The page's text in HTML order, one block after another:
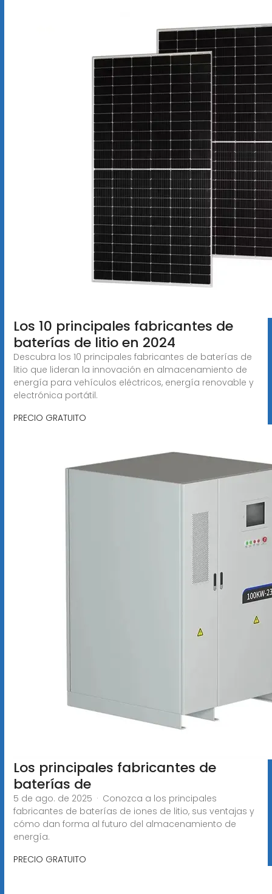
Los 10 principales fabricantes de
baterías de litio en 2024
Descubra los 10 principales fabricantes de baterías de
litio que lideran la innovación en almacenamiento de
energía para vehículos eléctricos, energía renovable y
electrónica portátil.
PRECIO GRATUITO
Los principales fabricantes de
baterías de
5 de ago. de 2025 · Conozca a los principales
fabricantes de baterías de iones de litio, sus ventajas y
cómo dan forma al futuro del almacenamiento de
energía.
PRECIO GRATUITO